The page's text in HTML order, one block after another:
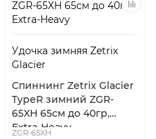
Удочка зимняя Zetrix
Glacier
Спиннинг Zetrix Glacier
TypeR зимний ZGR-
65XH 65см до 40гр,
Extra-Heavy
ZGR-65XH